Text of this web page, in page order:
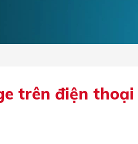
trên điện thoại